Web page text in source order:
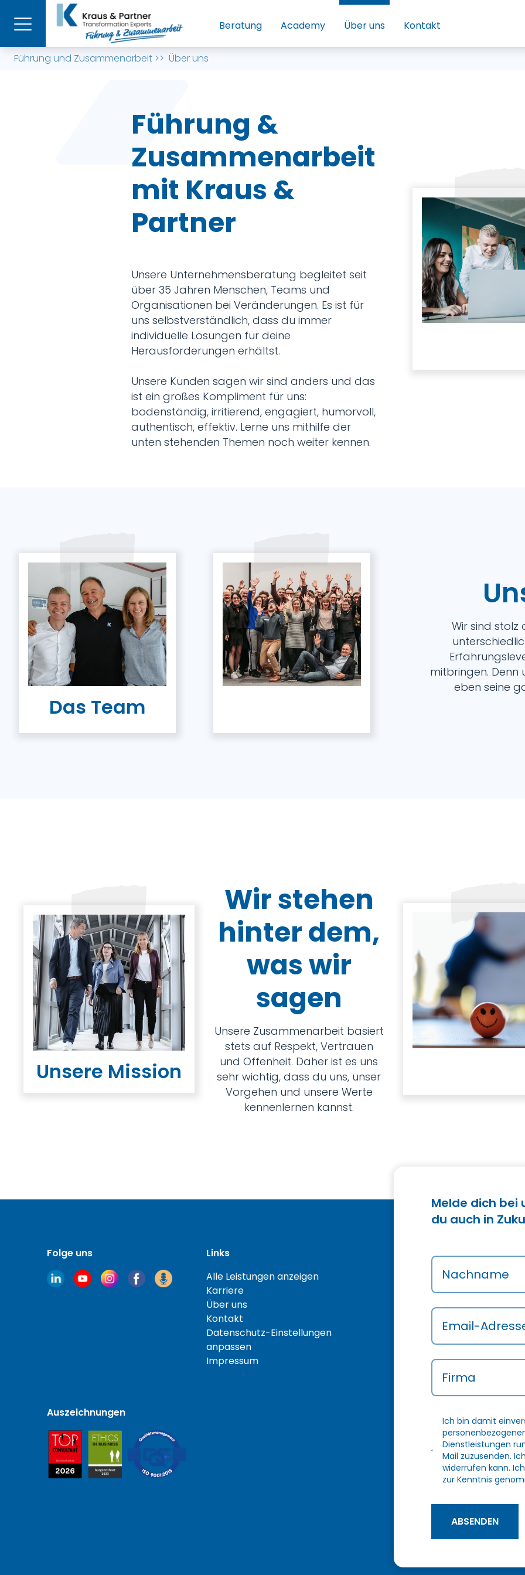
Beratung Academy Über uns Kontakt
Führung und Zusammenarbeit >> Über uns
Führung &
Zusammenarbeit
mit Kraus &
Partner
Unsere Unternehmensberatung begleitet seit
über 35 Jahren Menschen, Teams und
Organisationen bei Veränderungen. Es ist für
uns selbstverständlich, dass du immer
individuelle Lösungen für deine
Herausforderungen erhältst.
Unsere Kunden sagen wir sind anders und das
ist ein großes Kompliment für uns:
bodenständig, irritierend, engagiert, humorvoll,
authentisch, effektiv. Lerne uns mithilfe der
unten stehenden Themen noch weiter kennen.
Das Team
Wir sind stolz
mitbringen. Denn
eben seine
Unsere Mission
Wir stehen
hinter dem,
was wir
sagen
Unsere Zusammenarbeit basiert
stets auf Respekt, Vertrauen
und Offenheit. Daher ist es uns
sehr wichtig, dass du uns, unser
Vorgehen und unsere Werte
kennenlernen kannst.
Folge uns
Links
Alle Leistungen anzeigen
Karriere
Über uns
Kontakt
Datenschutz-Einstellungen
anpassen
Impressum
Auszeichnungen
Melde dich bei
du auch in
Nachname
Email-
Firma
Ich bin damit
Dienstleistungen
Mail zuzusenden.
widerrufen kann.
zur Kenntnis
ABSENDEN